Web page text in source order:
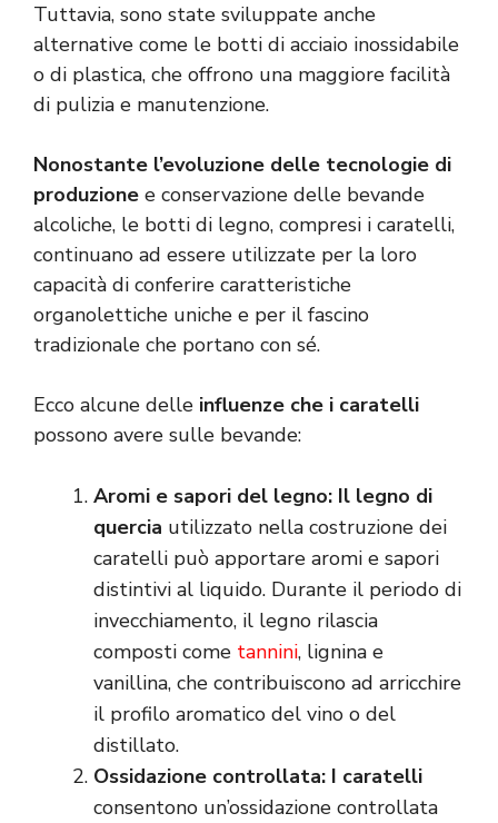
Tuttavia, sono state sviluppate anche
alternative come le botti di acciaio inossidabile
o di plastica, che offrono una maggiore facilità
di pulizia e manutenzione.
Nonostante l’evoluzione delle tecnologie di
produzione e conservazione delle bevande
alcoliche, le botti di legno, compresi i caratelli,
continuano ad essere utilizzate per la loro
capacità di conferire caratteristiche
organolettiche uniche e per il fascino
tradizionale che portano con sé.
Ecco alcune delle influenze che i caratelli
possono avere sulle bevande:
Aromi e sapori del legno: Il legno di
quercia utilizzato nella costruzione dei
caratelli può apportare aromi e sapori
distintivi al liquido. Durante il periodo di
invecchiamento, il legno rilascia
composti come tannini, lignina e
vanillina, che contribuiscono ad arricchire
il profilo aromatico del vino o del
distillato.
Ossidazione controllata: I caratelli
consentono un’ossidazione controllata